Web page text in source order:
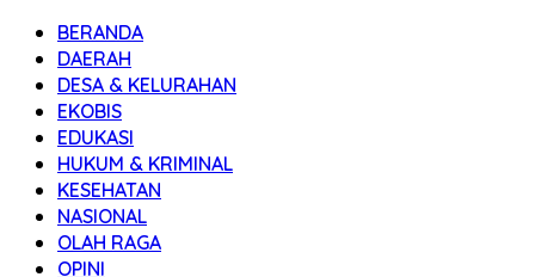
BERANDA
DAERAH
DESA & KELURAHAN
EKOBIS
EDUKASI
HUKUM & KRIMINAL
KESEHATAN
NASIONAL
OLAH RAGA
OPINI